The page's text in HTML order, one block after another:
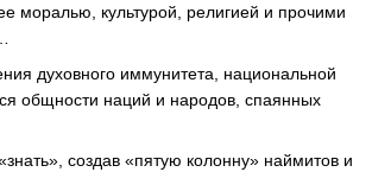
моралью, культурой, религией и прочими
духовного иммунитета, национальной
общности наций и народов, спаянных
создав «пятую колонну» наймитов и